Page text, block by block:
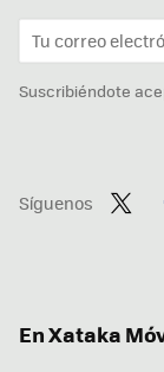
Suscribiéndote
Síguenos
En Xataka